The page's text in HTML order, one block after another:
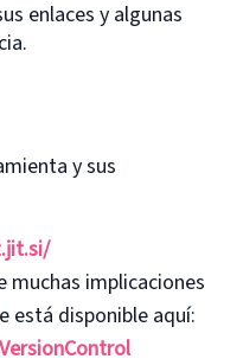
enlaces y algunas
y sus
muchas implicaciones
está disponible aquí: